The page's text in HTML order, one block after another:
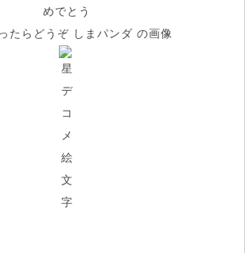
めでとう